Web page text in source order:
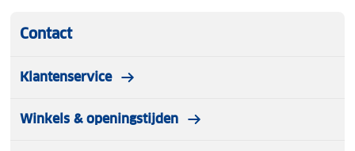
Contact
Klantenservice
Winkels & openingstijden